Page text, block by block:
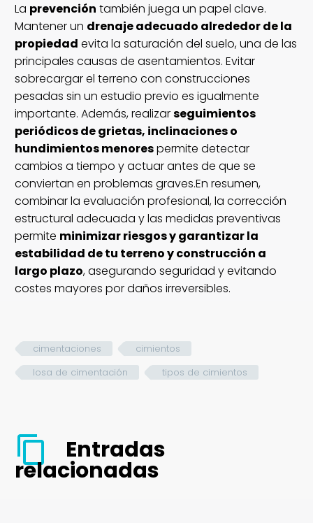
La prevención también juega un papel clave.
Mantener un drenaje adecuado alrededor de la
propiedad evita la saturación del suelo, una de las
principales causas de asentamientos. Evitar
sobrecargar el terreno con construcciones
pesadas sin un estudio previo es igualmente
importante. Además, realizarseguimientos
periódicos de grietas, inclinaciones o
hundimientos menorespermite detectar
cambios a tiempo y actuar antes de que se
conviertan en problemas graves.En resumen,
combinar la evaluación profesional, la corrección
estructural adecuada y las medidas preventivas
permite minimizar riesgos y garantizar la
estabilidad de tu terreno y construcción a
largo plazo, asegurando seguridad y evitando
costes mayores por daños irreversibles.
cimentaciones
cimientos
losa de cimentación
tipos de cimientos
Entradas
relacionadas